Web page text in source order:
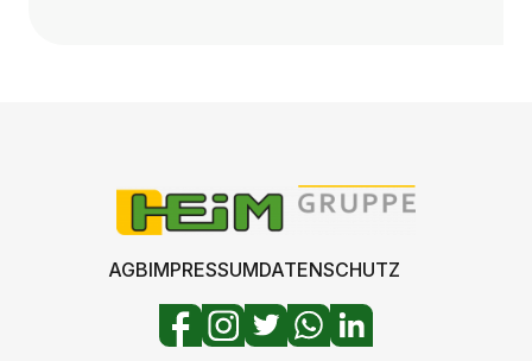
AGBIMPRESSUMDATENSCHUTZ